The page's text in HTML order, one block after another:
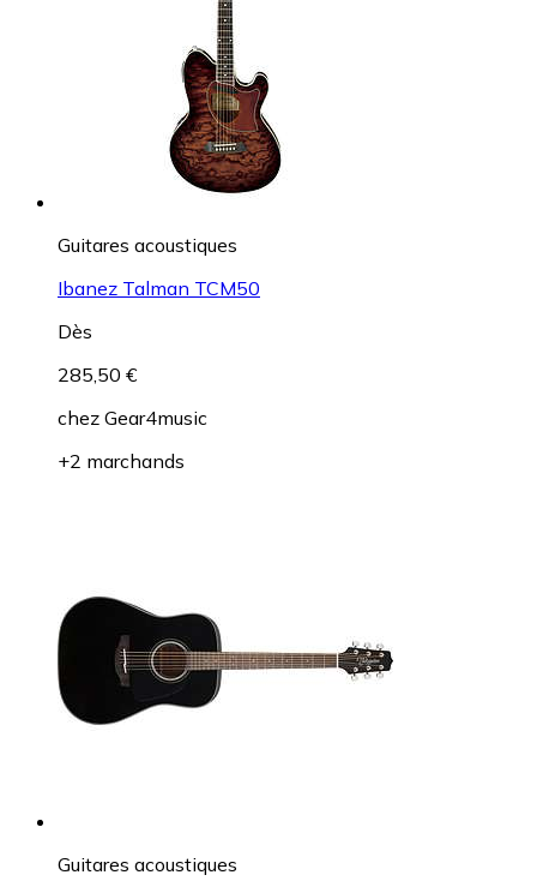
Guitares acoustiques
Ibanez Talman TCM50
Dès
285,50 €
chez Gear4music
+2 marchands
Guitares acoustiques